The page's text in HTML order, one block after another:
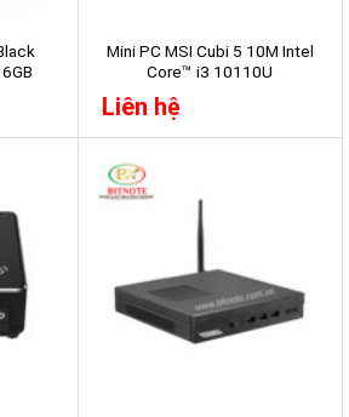
OS/
Mini PC MSI Cubi 5 10M Intel
Core™ i3 10110U
Liên hệ